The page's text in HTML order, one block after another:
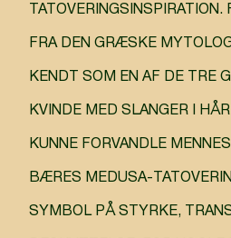
FRA DEN GRÆSKE
KENDT SOM EN AF DE TRE
KVINDE MED SLANGER I
KUNNE FORVANDLE
BÆRES MEDUSA-
SYMBOL PÅ STYRKE,